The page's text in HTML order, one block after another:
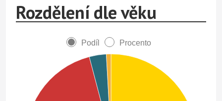
Rozdělení dle věku
Podíl Procento